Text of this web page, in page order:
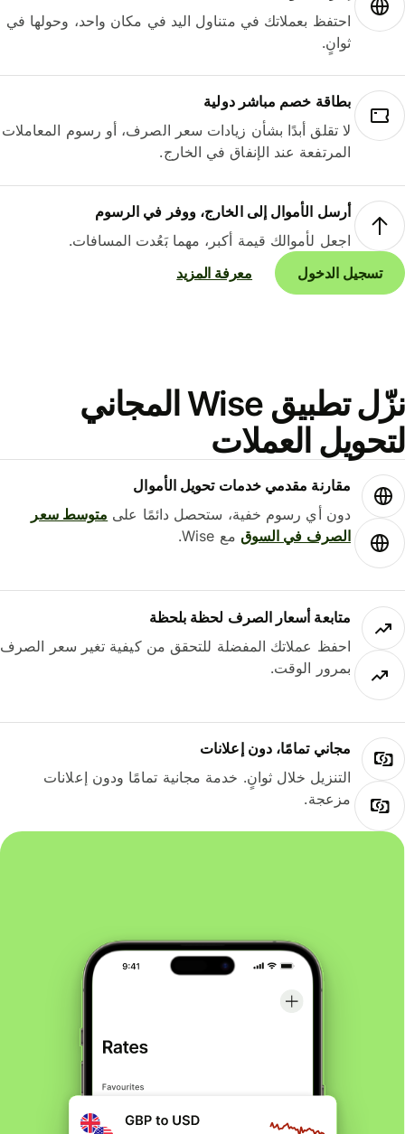
احتفظ بعملاتك في متناول اليد في مكان واحد، وحولها في
ثوانٍ.
بطاقة خصم مباشر دولية
لا تقلق أبدًا بشأن زيادات سعر الصرف، أو رسوم المعاملات
المرتفعة عند الإنفاق في الخارج.
أرسل الأموال إلى الخارج، ووفر في الرسوم
اجعل لأموالك قيمة أكبر، مهما بَعُدت المسافات.
تسجيل الدخول
معرفة المزيد
نزّل تطبيق Wise المجاني
العملات
مقارنة مقدمي خدمات تحويل الأموال
دون أي رسوم خفية، ستحصل دائمًا علىمتوسط ​​سعر
الصرف في السوقمع Wise.
متابعة أسعار الصرف لحظة بلحظة
احفظ عملاتك المفضلة للتحقق من كيفية تغير سعر الصرف
بمرور الوقت.
مجاني تمامًا، دون إعلانات
التنزيل خلال ثوانٍ. خدمة مجانية تمامًا ودون إعلانات
مزعجة.